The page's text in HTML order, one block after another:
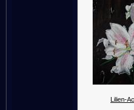
Lilien-